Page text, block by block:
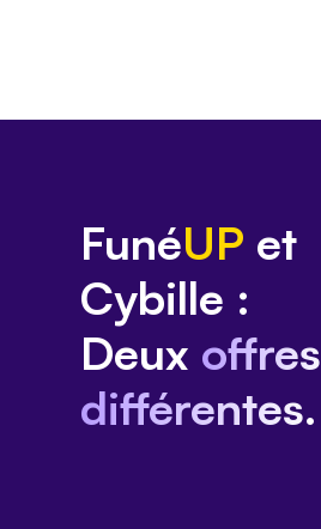
FunéUP et
Cybille :
Deux offres
différentes.